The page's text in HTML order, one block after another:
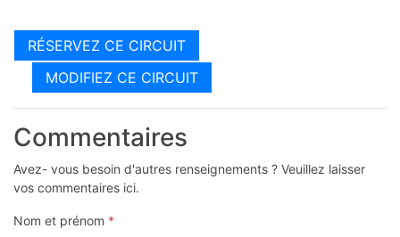
RÉSERVEZ CE CIRCUIT
MODIFIEZ CE CIRCUIT
Commentaires
Avez- vous besoin d'autres renseignements ? Veuillez laisser
vos commentaires ici.
Nom et prénom *